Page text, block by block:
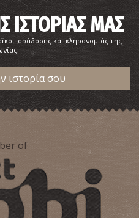
ΙΣΤΟΡΙΑΣ ΜΑΣ
παράδοσης και κληρονομιάς της
ιστορία σου
of